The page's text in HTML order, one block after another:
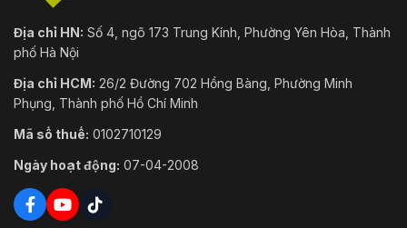
Địa chỉ HN: Số 4, ngõ 173 Trung Kính, Phường Yên Hòa, Thành
phố Hà Nội
Địa chỉ HCM: 26/2 Đường 702 Hồng Bàng, Phường Minh
Phụng, Thành phố Hồ Chí Minh
Mã số thuế: 0102710129
Ngày hoạt động: 07-04-2008